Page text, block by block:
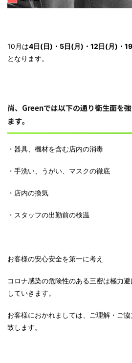
10月は4日(日)・5日(月)・12日(月)・
となります。
尚、Greenでは以下の通り衛生面を
ます。
・器具、機材を含む店内の消毒
・手洗い、うがい、マスクの徹底
・店内の換気
・スタッフの出勤前の検温
お客様の安心安全を第一に考え
コロナ感染の危険性のある三密は極力
していきます。
お客様におかれましては、ご理解・ご
致します。